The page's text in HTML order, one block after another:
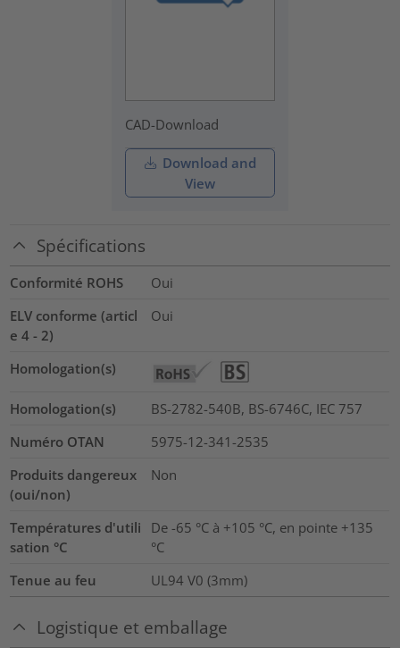
CAD-Download
Download and
View
Spécifications
Conformité ROHS
Oui
ELV conforme (articl
e 4 - 2)
Oui
Homologation(s)
Homologation(s)
BS-2782-540B, BS-6746C, IEC 757
Numéro OTAN
5975-12-341-2535
Produits dangereux
(oui/non)
Non
Températures d'utili
sation °C
De -65 °C à +105 °C, en pointe +135
°C
Tenue au feu
UL94 V0 (3mm)
Logistique et emballage